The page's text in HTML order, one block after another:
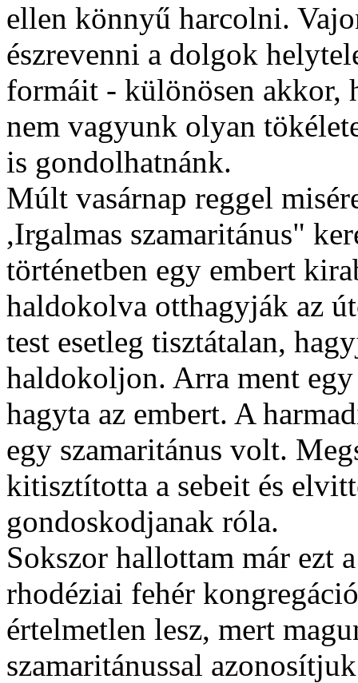
ellen könnyű harcolni.
észrevenni a dolgok
formáit - különösen akkor,
nem vagyunk olyan
is gondolhatnánk.
Múlt vasárnap reggel
,Irgalmas szamaritánus"
történetben egy embert
haldokolva otthagyják az
test esetleg tisztátalan,
haldokoljon. Arra ment
hagyta az embert. A
egy szamaritánus volt.
kitisztította a sebeit és
gondoskodjanak róla.
Sokszor hallottam már ezt
rhodéziai fehér
értelmetlen lesz, mert
szamaritánussal